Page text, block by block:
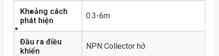
Khoảng cách
phát hiện
0.3-6m
Đầu ra điều
khiển
NPN Collector hở